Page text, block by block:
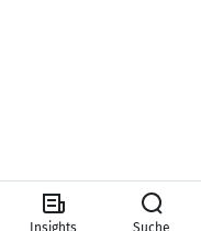
Insights Suche